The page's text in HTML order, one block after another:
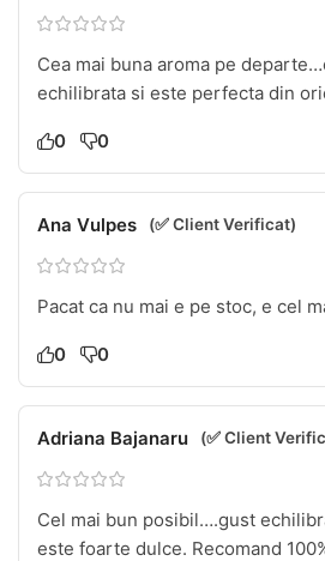
Cea mai buna aroma pe
echilibrata si este perfecta din
0 0
Ana Vulpes (✅ Client Verificat)
Pacat ca nu mai e pe stoc, e cel
0 0
Adriana Bajanaru (✅ Client
Cel mai bun posibil….gust
este foarte dulce. Recomand